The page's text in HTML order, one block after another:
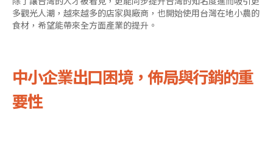
多觀光人潮，越來越多的店家與廠商，也開始使用台灣在地小農的
食材，希望能帶來全方面產業的提升。
中小企業出口困境，佈局與行銷的重
要性